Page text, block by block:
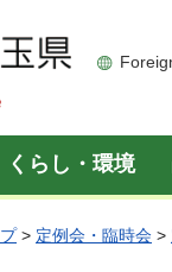
くらし・環境
> 定例会・臨時会 >